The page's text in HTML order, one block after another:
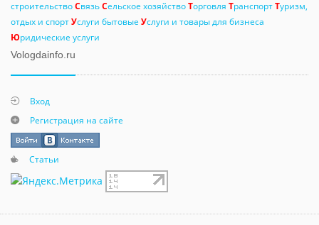
строительствоСвязьСельское хозяйствоТорговля ТранспортТуризм,
отдых и спортУслуги бытовые Услуги и товары для бизнеса
Юридические услуги
Vologdainfo.ru
Вход
Регистрация на сайте
Статьи